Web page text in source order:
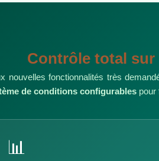
Contrôle total sur
nouvelles fonctionnalités très
de conditions configurables pour
📊